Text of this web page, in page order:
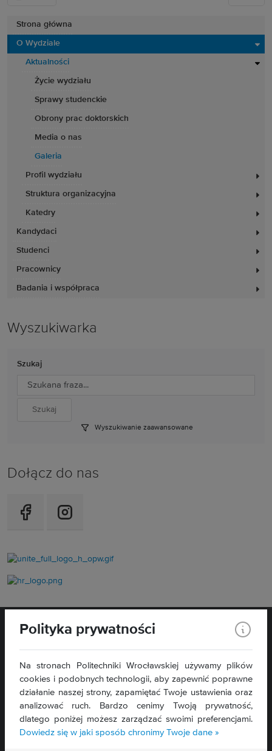
Strona główna
O Wydziale
Aktualności
Życie wydziału
Sprawy studenckie
Obrony prac doktorskich
Media o nas
Galeria
Profil wydziału
Struktura organizacyjna
Katedry
Kandydaci
Studenci
Pracownicy
Badania i współpraca
Wyszukiwarka
Szukaj
Wyszukiwanie zaawansowane
Dołącz do nas
ELEKTRONIKI,
FOTONIKI I MIKROSYSTEMÓW
ul. Janiszewskiego 11/17
50-372 Wrocław
Polityka prywatności
Na stronach Politechniki Wrocławskiej używamy plików
cookies i podobnych technologii, aby zapewnić poprawne
działanie naszej strony, zapamiętać Twoje ustawienia oraz
analizować ruch. Bardzo cenimy Twoją prywatność,
dlatego poniżej możesz zarządzać swoimi preferencjami.
Dowiedz się w jaki sposób chronimy Twoje dane »